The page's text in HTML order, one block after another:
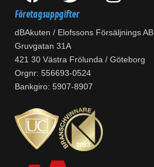
Företagsuppgifter
dBAkuten / Elofssons Försäljnings AB
Gruvgatan 31A
421 30 Västra Frölunda / Göteborg
Orgnr: 556693-0524
Bankgiro: 5907-8907